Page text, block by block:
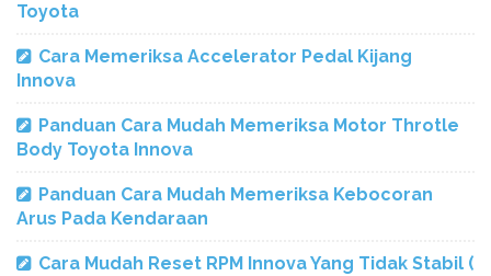
Toyota
Cara Memeriksa Accelerator Pedal Kijang
Innova
Panduan Cara Mudah Memeriksa Motor Throtle
Body Toyota Innova
Panduan Cara Mudah Memeriksa Kebocoran
Arus Pada Kendaraan
Cara Mudah Reset RPM Innova Yang Tidak Stabil (